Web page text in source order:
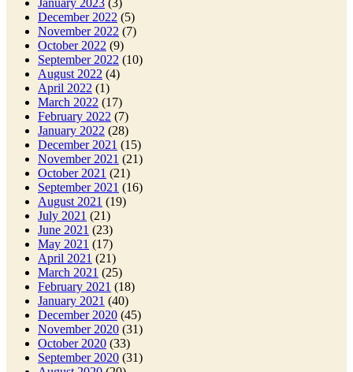
January 2023 (3)
December 2022 (5)
November 2022 (7)
October 2022 (9)
September 2022 (10)
August 2022 (4)
April 2022 (1)
March 2022 (17)
February 2022 (7)
January 2022 (28)
December 2021 (15)
November 2021 (21)
October 2021 (21)
September 2021 (16)
August 2021 (19)
July 2021 (21)
June 2021 (23)
May 2021 (17)
April 2021 (21)
March 2021 (25)
February 2021 (18)
January 2021 (40)
December 2020 (45)
November 2020 (31)
October 2020 (33)
September 2020 (31)